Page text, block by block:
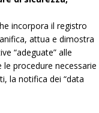
incorpora il registro
attua e dimostra
“adeguate” alle
procedure necessarie
la notifica dei “data